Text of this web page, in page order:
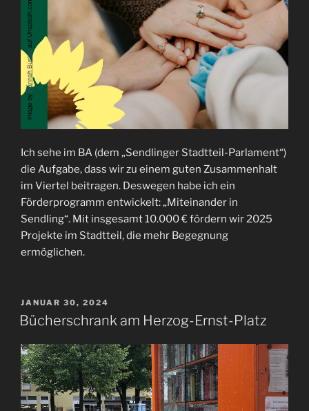
Ich sehe im BA (dem „Sendlinger Stadtteil-Parlament“)
die Aufgabe, dass wir zu einem guten Zusammenhalt
im Viertel beitragen. Deswegen habe ich ein
Förderprogramm entwickelt: „Miteinander in
Sendling“. Mit insgesamt 10.000 € fördern wir 2025
Projekte im Stadtteil, die mehr Begegnung
ermöglichen.
VERÖFFENTLICHT
AM
JANUAR 30, 2024
Bücherschrank am Herzog-Ernst-Platz